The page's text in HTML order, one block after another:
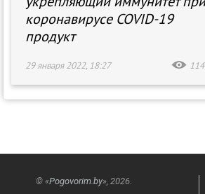
коронавирусе COVID-19
продукт
29 января 2022, 18:27
© «Pogovorim.by», 2026.